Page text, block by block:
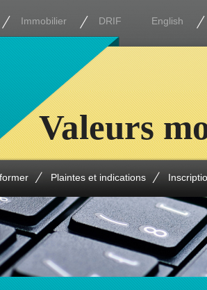
Immobilier DRIF English
Plaintes et indications
Valeurs